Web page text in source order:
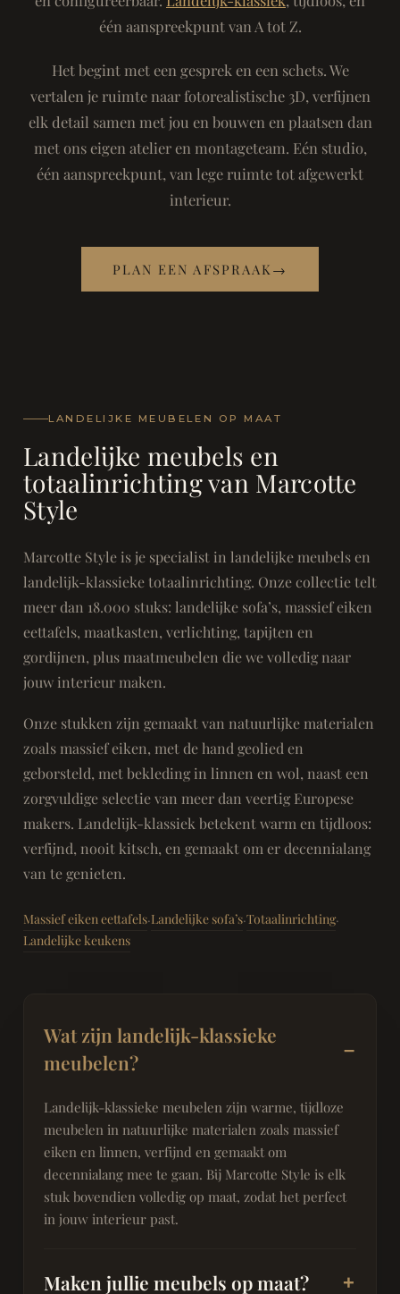
één aanspreekpunt van A tot Z.
Het begint met een gesprek en een schets. We
vertalen je ruimte naar fotorealistische 3D, verfijnen
elk detail samen met jou en bouwen en plaatsen dan
met ons eigen atelier en montageteam. Eén studio,
één aanspreekpunt, van lege ruimte tot afgewerkt
interieur.
PLAN EEN AFSPRAAK →
LANDELIJKE MEUBELEN OP MAAT
Landelijke meubels en
totaalinrichting van Marcotte
Style
Marcotte Style is je specialist in landelijke meubels en
landelijk-klassieke totaalinrichting. Onze collectie telt
meer dan 18.000 stuks: landelijke sofa’s, massief eiken
eettafels, maatkasten, verlichting, tapijten en
gordijnen, plus maatmeubelen die we volledig naar
jouw interieur maken.
Onze stukken zijn gemaakt van natuurlijke materialen
zoals massief eiken, met de hand geolied en
geborsteld, met bekleding in linnen en wol, naast een
zorgvuldige selectie van meer dan veertig Europese
makers. Landelijk-klassiek betekent warm en tijdloos:
verfijnd, nooit kitsch, en gemaakt om er decennialang
van te genieten.
Massief eiken eettafels·Landelijke sofa’s·Totaalinrichting·
Landelijke keukens
Wat zijn landelijk-klassieke
meubelen?
Landelijk-klassieke meubelen zijn warme, tijdloze
meubelen in natuurlijke materialen zoals massief
eiken en linnen, verfijnd en gemaakt om
decennialang mee te gaan. Bij Marcotte Style is elk
stuk bovendien volledig op maat, zodat het perfect
in jouw interieur past.
Maken jullie meubels op maat?